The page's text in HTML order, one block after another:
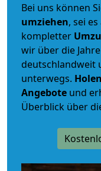
Bei uns können
umziehen, sei es
kompletter
wir über die
deutschlandweit
unterwegs.
Angebote und
Überblick über